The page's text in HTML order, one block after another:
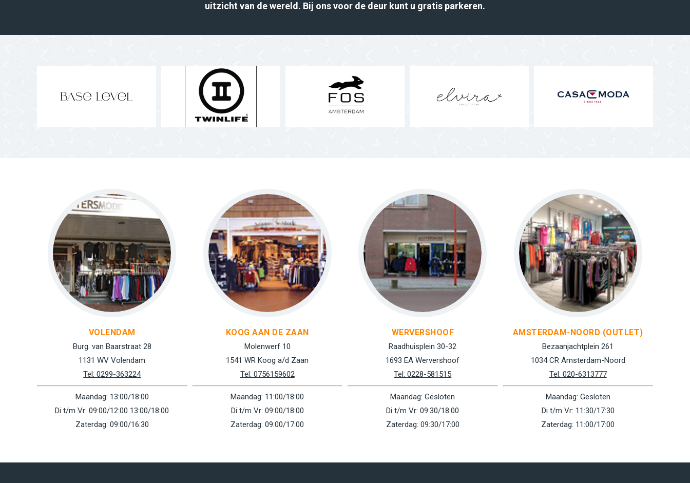
uitzicht van de wereld. Bij ons voor de deur kunt u gratis parkeren.
VOLENDAM
Burg. van Baarstraat 28
1131 WV Volendam
Tel: 0299-363224
Maandag: 13:00/18:00
Di t/m Vr: 09:00/12:00 13:00/18:00
Zaterdag: 09:00/16:30
KOOG AAN DE ZAAN
Molenwerf 10
1541 WR Koog a/d Zaan
Tel: 0756159602
Maandag: 11:00/18:00
Di t/m Vr: 09:00/18:00
Zaterdag: 09:00/17:00
WERVERSHOOF
Raadhuisplein 30-32
1693 EA Wervershoof
Tel: 0228-581515
Maandag: Gesloten
Di t/m Vr: 09:30/18:00
Zaterdag: 09:30/17:00
AMSTERDAM-NOORD (OUTLET)
Bezaanjachtplein 261
1034 CR Amsterdam-Noord
Tel: 020-6313777
Maandag: Gesloten
Di t/m Vr: 11:30/17:30
Zaterdag: 11:00/17:00